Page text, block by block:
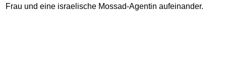
Frau und eine israelische Mossad-Agentin aufeinander.